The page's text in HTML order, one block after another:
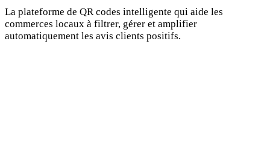
La plateforme de QR codes intelligente qui aide les
commerces locaux à filtrer, gérer et amplifier
automatiquement les avis clients positifs.